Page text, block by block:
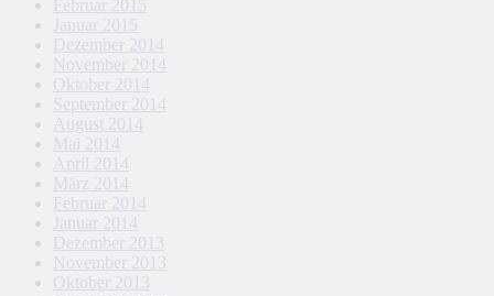
Februar 2015
Januar 2015
Dezember 2014
November 2014
Oktober 2014
September 2014
August 2014
Mai 2014
April 2014
März 2014
Februar 2014
Januar 2014
Dezember 2013
November 2013
Oktober 2013